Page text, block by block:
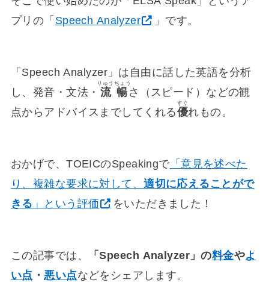
プリの「 Speech Analyzer 」です。
「Speech Analyzer」は自由に話した英語を分析
し、発音・文法・ 流暢
りゅうちょう
さ（スピード）などの観
点からアドバイスまでしてくれる優
すぐ
れもの。
おかげで、TOEICのSpeakingで「意見を述べた
り、複雑な要求に対して、適切に応えることがで
きる 」という評価 をいただきました！
この記事では、 「Speech Analyzer」の料金やよ
い点 ・ 悪い点などをシェアします。